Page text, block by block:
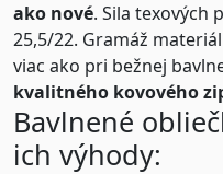
ako nové. Sila texových
25,5/22. Gramáž
viac ako pri bežnej
kvalitného kovového
Bavlnené
ich výhody: